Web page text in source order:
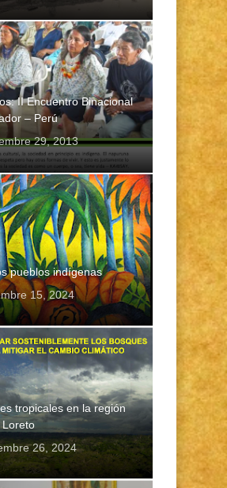
II Encuentro Binacional
– Perú
29, 2013
pueblos indígenas
15, 2024
tropicales en la región
Loreto
26, 2024